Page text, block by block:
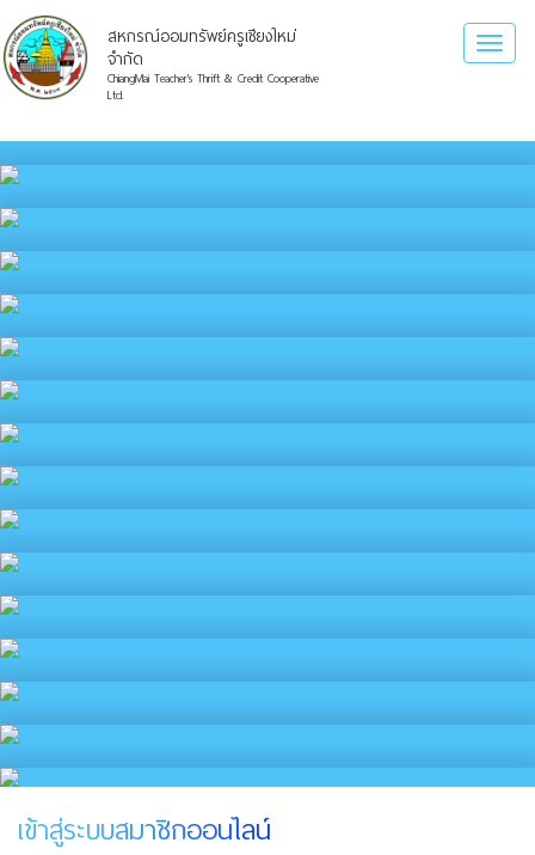
สหกรณ์ออมทรัพย์ครูเชียงใหม่
จำกัด
ChiangMai Teacher's Thrift & Credit Cooperative
Ltd.
เข้าสู่ระบบสมาชิกออนไลน์